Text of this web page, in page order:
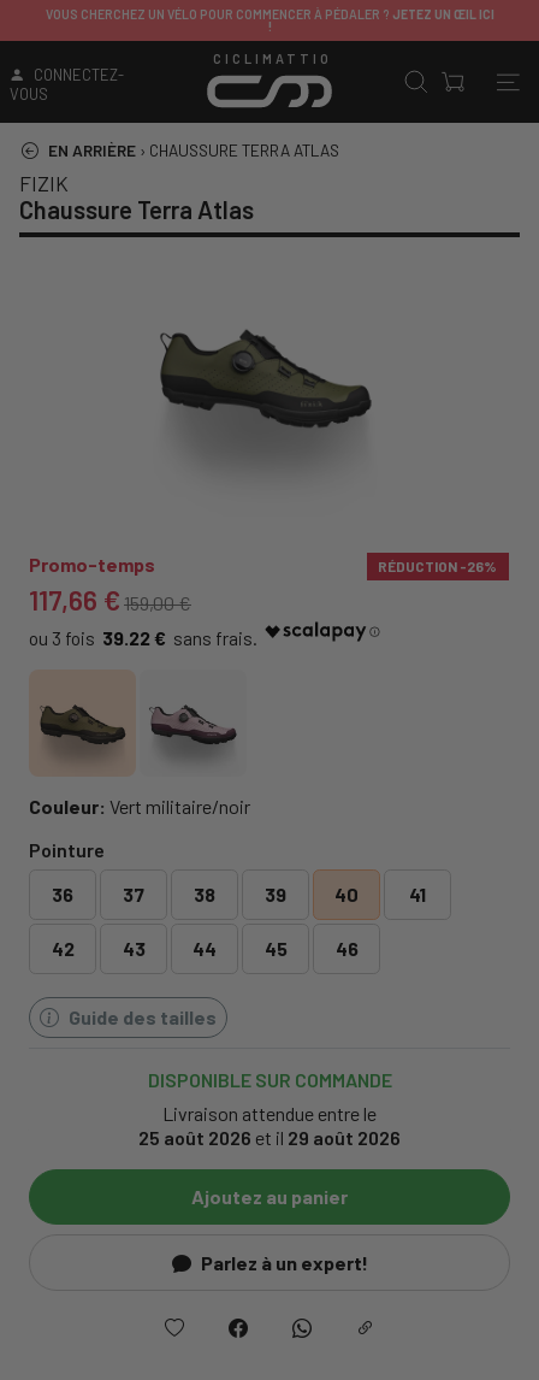
VOUS CHERCHEZ UN VÉLO POUR COMMENCER À PÉDALER ? JETEZ UN ŒIL ICI
!
CONNECTEZ-
VOUS
CICLIMATTIO
EN ARRIÈRE › CHAUSSURE TERRA ATLAS
FIZIK
Chaussure Terra Atlas
Promo-temps RÉDUCTION -26%
117,66 € 159,00 €
39.22 €
Couleur: Vert militaire/noir
Pointure
36
37 38 39 40 41
42 43 44 45 46
Guide des tailles
DISPONIBLE SUR COMMANDE
Livraison attendue entre le
25 août 2026 et il 29 août 2026
Ajoutez au panier
Parlez à un expert!